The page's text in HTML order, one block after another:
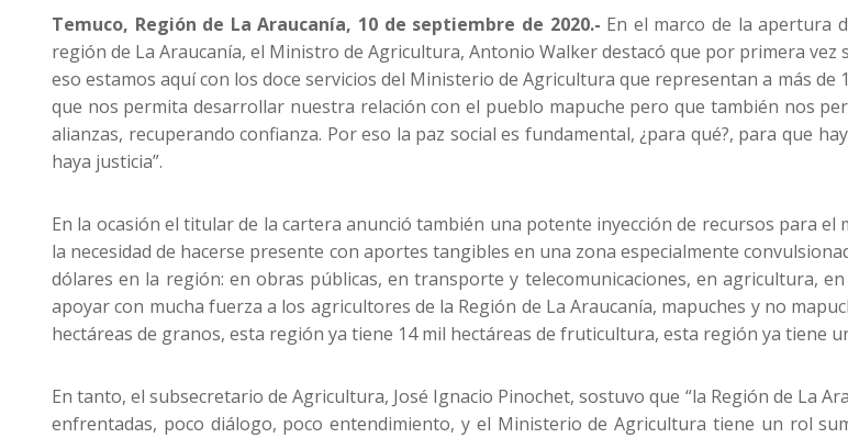
Temuco, Región de La Araucanía, 10 de septiembre de 2020.- En el marco de la apertura
región de La Araucanía, el Ministro de Agricultura, Antonio Walker destacó que por primera
eso estamos aquí con los doce servicios del Ministerio de Agricultura que representan a más
que nos permita desarrollar nuestra relación con el pueblo mapuche pero que también nos
alianzas, recuperando confianza. Por eso la paz social es fundamental, ¿para qué?, para que
haya justicia”.
En la ocasión el titular de la cartera anunció también una potente inyección de recursos para
la necesidad de hacerse presente con aportes tangibles en una zona especialmente
dólares en la región: en obras públicas, en transporte y telecomunicaciones, en agricultura,
apoyar con mucha fuerza a los agricultores de la Región de La Araucanía, mapuches y no
hectáreas de granos, esta región ya tiene 14 mil hectáreas de fruticultura, esta región ya tiene
En tanto, el subsecretario de Agricultura, José Ignacio Pinochet, sostuvo que “la Región de La
enfrentadas, poco diálogo, poco entendimiento, y el Ministerio de Agricultura tiene un rol